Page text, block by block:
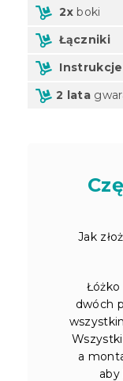
2x boki
Łączniki
2 lata
Jak
dwóch
a